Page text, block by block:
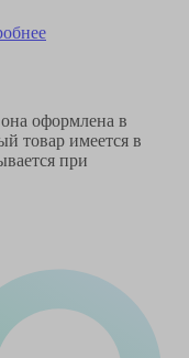
оформлена в
товар имеется в
при